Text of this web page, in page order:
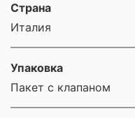
Страна
Италия
Упаковка
Пакет с клапаном